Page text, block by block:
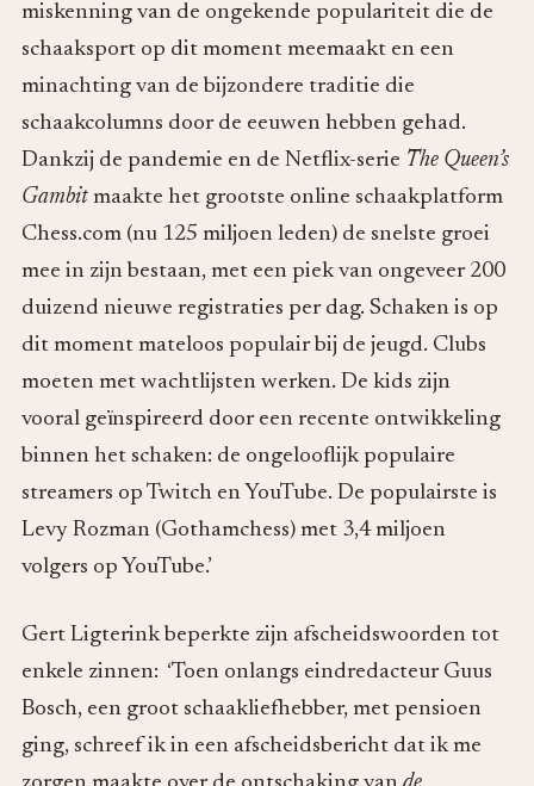
miskenning van de ongekende populariteit die de
schaaksport op dit moment meemaakt en een
minachting van de bijzondere traditie die
schaakcolumns door de eeuwen hebben gehad.
Dankzij de pandemie en de Netflix-serie The Queen’s
Gambit maakte het grootste online schaakplatform
Chess.com (nu 125 miljoen leden) de snelste groei
mee in zijn bestaan, met een piek van ongeveer 200
duizend nieuwe registraties per dag. Schaken is op
dit moment mateloos populair bij de jeugd. Clubs
moeten met wachtlijsten werken. De kids zijn
vooral geïnspireerd door een recente ontwikkeling
binnen het schaken: de ongelooflijk populaire
streamers op Twitch en YouTube. De populairste is
Levy Rozman ­(Gothamchess) met 3,4 miljoen
volgers op YouTube.’
Gert Ligterink beperkte zijn afscheidswoorden tot
enkele zinnen: ‘Toen onlangs eindredacteur Guus
Bosch, een groot schaakliefhebber, met pensioen
ging, schreef ik in een afscheidsbericht dat ik me